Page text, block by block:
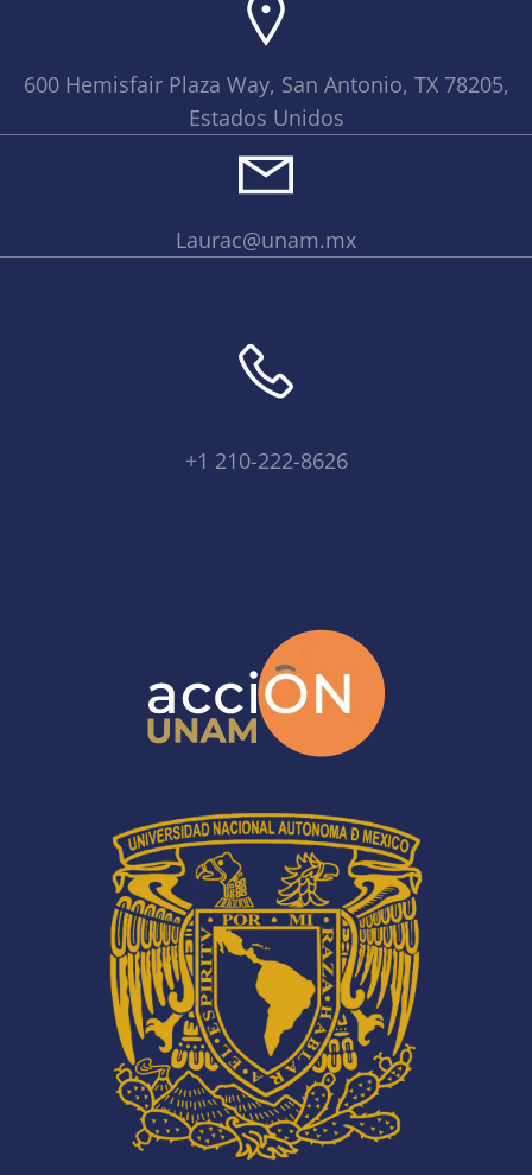
600 Hemisfair Plaza Way, San Antonio, TX 78205,
Estados Unidos
Laurac@unam.mx
+1 210-222-8626